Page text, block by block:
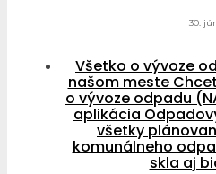
30.
Všetko o vývoze
našom meste
o vývoze odpadu
aplikácia
všetky
komunálneho
skla aj